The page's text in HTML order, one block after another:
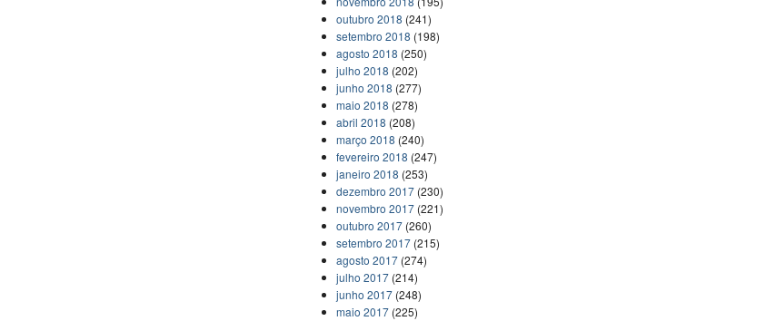
outubro 2018 (241)
setembro 2018 (198)
agosto 2018 (250)
julho 2018 (202)
junho 2018 (277)
maio 2018 (278)
abril 2018 (208)
março 2018 (240)
fevereiro 2018 (247)
janeiro 2018 (253)
dezembro 2017 (230)
novembro 2017 (221)
outubro 2017 (260)
setembro 2017 (215)
agosto 2017 (274)
julho 2017 (214)
junho 2017 (248)
maio 2017 (225)